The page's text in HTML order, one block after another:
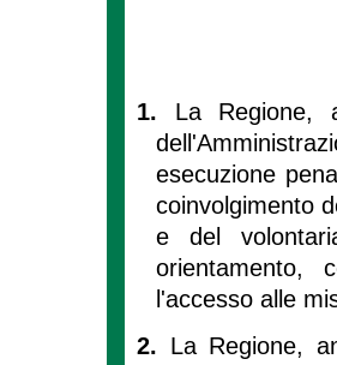
1. La Regione,
esecuzione
coinvolgimento
e del
orientamento,
l'accesso alle
2. La Regione,